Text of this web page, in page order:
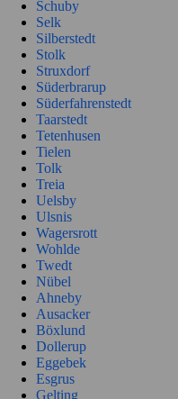
Schuby
Selk
Silberstedt
Stolk
Struxdorf
Süderbrarup
Süderfahrenstedt
Taarstedt
Tetenhusen
Tielen
Tolk
Treia
Uelsby
Ulsnis
Wagersrott
Wohlde
Twedt
Nübel
Ahneby
Ausacker
Böxlund
Dollerup
Eggebek
Esgrus
Gelting